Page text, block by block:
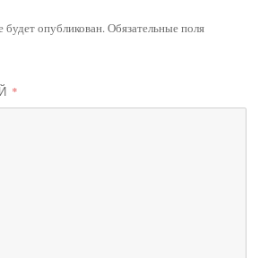
опубликован.Обязательные поля
*